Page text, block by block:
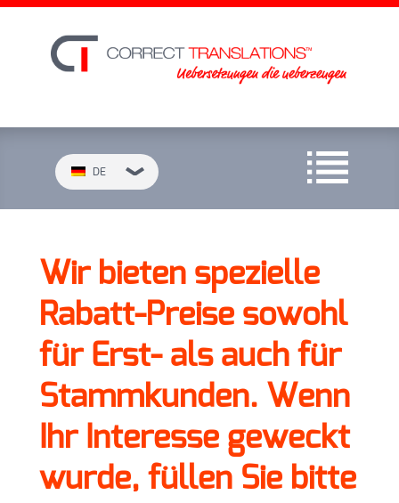
DE
Wir bieten spezielle
Rabatt-Preise sowohl
für Erst- als auch für
Stammkunden. Wenn
Ihr Interesse geweckt
wurde, füllen Sie bitte